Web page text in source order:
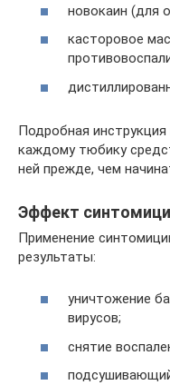
новокаин (для
касторовое
Подробная
каждому тюбику
ней прежде, чем
Эффект
Применение
результаты:
уничтожение
вирусов;
снятие